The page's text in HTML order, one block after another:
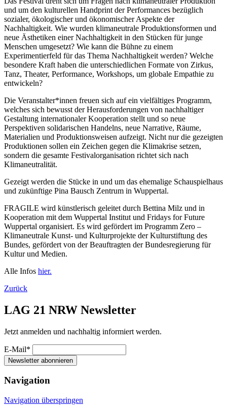
und um den kulturellen Handprint der Performances bezüglich
sozialer, ökologischer und ökonomischer Aspekte der
Nachhaltigkeit. Wie wurden klimaneutrale Produktionsformen und
neue Ästhetiken einer Nachhaltigkeit in den Stücken für junge
Menschen umgesetzt? Wie kann die Bühne zu einem
Experimentierfeld für das Thema Nachhaltigkeit werden? Welche
besondere Kraft haben die unterschiedlichen Formate von Zirkus,
Tanz, Theater, Performance, Workshops, um globale Empathie zu
entwickeln?
Die Veranstalter*innen freuen sich auf ein vielfältiges Programm,
welches sich bewusst der Herausforderungen von nachhaltiger
Gestaltung internationaler Kooperation stellt und so neue
Perspektiven solidarischen Handelns, neue Narrative, Räume,
Materialien und Produktionsweisen aufzeigt. Nicht nur die gezeigten
Produktionen sollen ein Zeichen gegen die Klimakrise setzen,
sondern die gesamte Festivalorganisation richtet sich nach
Klimaneutralität.
Gezeigt werden die Stücke in und um das ehemalige Schauspielhaus
und zukünftige Pina Bausch Zentrum in Wuppertal.
FRAGILE wird künstlerisch geleitet durch Bettina Milz und in
Kooperation mit dem Wuppertal Institut und Fridays for Future
Wuppertal organisiert. Es wird gefördert im Programm Zero –
Klimaneutrale Kunst- und Kulturprojekte der Kulturstiftung des
Bundes, gefördert von der Beauftragten der Bundesregierung für
Kultur und Medien.
Alle Infos hier.
Zurück
LAG 21 NRW Newsletter
Jetzt anmelden und nachhaltig informiert werden.
E-Mail*
Newsletter abonnieren
Navigation
Navigation überspringen